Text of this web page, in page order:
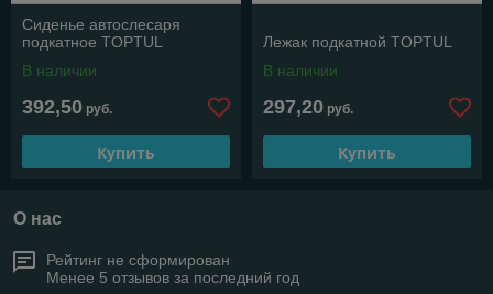
Сиденье автослесаря
подкатное TOPTUL
В наличии
392,50 руб.
Купить
Лежак подкатной TOPTUL
В наличии
297,20 руб.
Купить
О нас
Рейтинг не сформирован
Менее 5 отзывов за последний год